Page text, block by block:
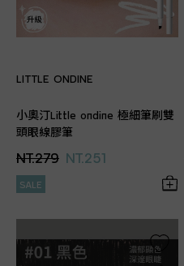
LITTLE ONDINE
小奧汀Little ondine 極細筆刷雙
頭眼線膠筆
NT.279 NT.251
SALE